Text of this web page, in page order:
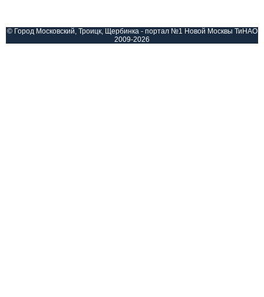
© Город Московский, Троицк, Щербинка - портал №1 Новой Москвы ТиНАО
2009-2026